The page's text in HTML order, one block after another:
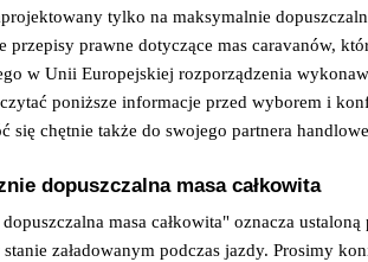
tylko na maksymalnie
przepisy prawne dotyczące mas caravanów,
w Unii Europejskiej rozporządzenia
poniższe informacje przed wyborem i
się chętnie także do swojego partnera
dopuszczalna masa całkowita
masa całkowita" oznacza
załadowanym podczas jazdy. Prosimy